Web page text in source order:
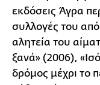
εκδόσεις Άγρα
συλλογές του
αλητεία του
ξανά» (2006),
δρόμος μέχρι το